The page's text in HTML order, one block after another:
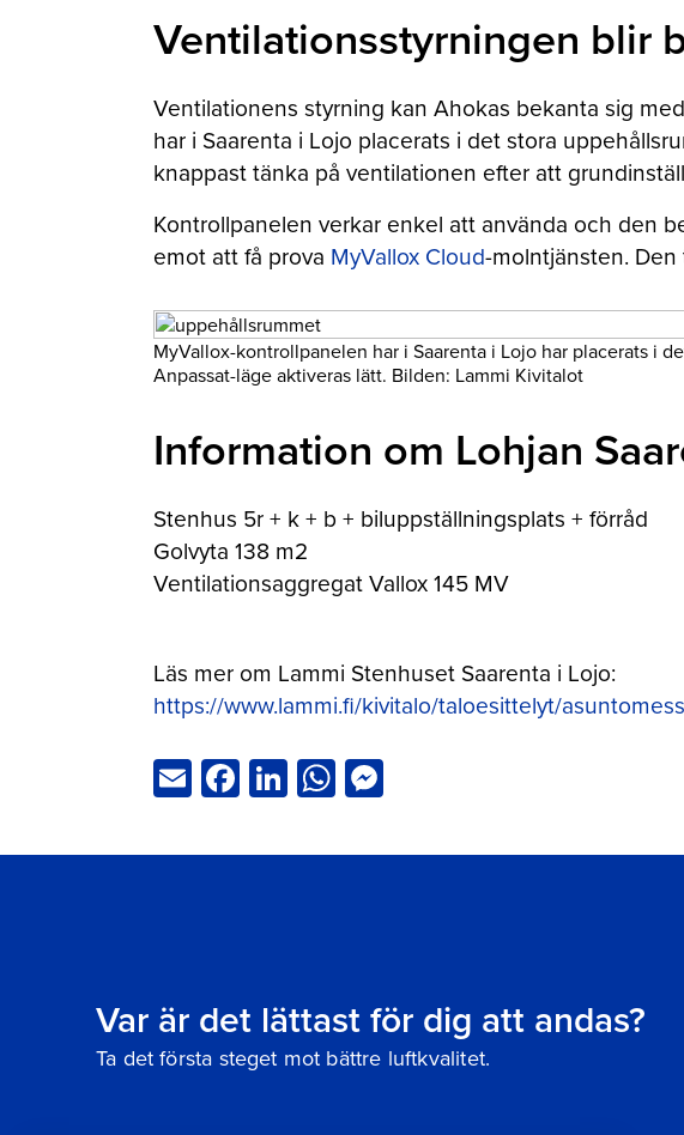
Ventilationsstyrningen blir
Ventilationens styrning kan Ahokas bekanta sig
har i Saarenta i Lojo placerats i det stora
knappast tänka på ventilationen efter att
Kontrollpanelen verkar enkel att använda och den
emot att få prova MyVallox Cloud-molntjänsten.
MyVallox-kontrollpanelen har i Saarenta i Lojo har placerats i
Anpassat-läge aktiveras lätt. Bilden: Lammi Kivitalot
Information om Lohjan
Stenhus 5r + k + b + biluppställningsplats + förråd
Golvyta 138 m2
Ventilationsaggregat Vallox 145 MV
Läs mer om Lammi Stenhuset Saarenta i Lojo:
https://www.lammi.fi/kivitalo/taloesittelyt/
EmailFacebook
LinkedIn
WhatsApp
Var är det lättast för dig att andas?
Ta det första steget mot bättre luftkvalitet.